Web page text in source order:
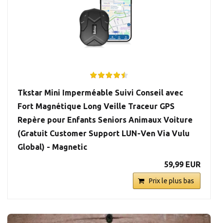
Tkstar Mini Imperméable Suivi Conseil avec
Fort Magnétique Long Veille Traceur GPS
Repère pour Enfants Seniors Animaux Voiture
(Gratuit Customer Support LUN-Ven Via Vulu
Global) - Magnetic
59,99 EUR
Prix le plus bas